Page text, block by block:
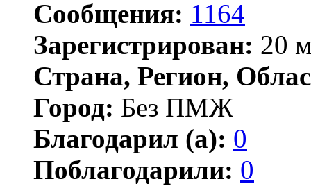
Сообщения: 1164
Зарегистрирован: 20
Страна, Регион,
Город: Без ПМЖ
Благодарил (а): 0
Поблагодарили: 0